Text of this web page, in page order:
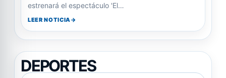
estrenará el espectáculo 'El…
LEER NOTICIA
DEPORTES